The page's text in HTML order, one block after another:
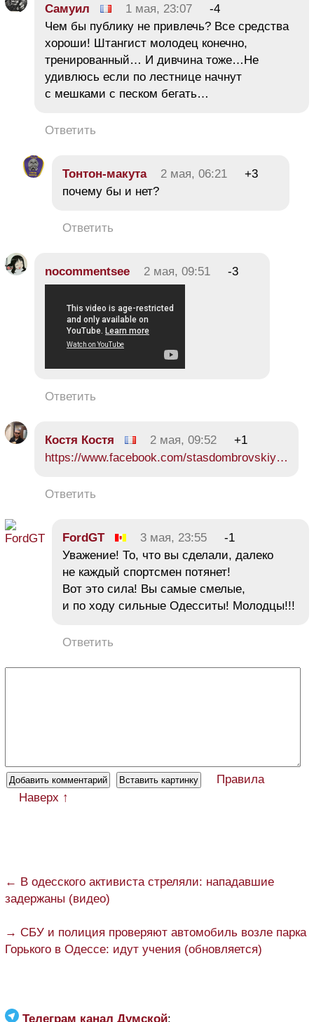
Самуил 1 мая, 23:07
-4
Чем бы публику не привлечь? Все средства
хороши! Штангист молодец конечно,
тренированный… И дивчина тоже…Не
удивлюсь если по лестнице начнут
с мешками с песком бегать…
Ответить
Тонтон-макута 2 мая, 06:21
+3
почему бы и нет?
Ответить
nocommentsee 2 мая, 09:51 -3
Ответить
Костя Костя 2 мая, 09:52
+1
https://www.facebook.com/stasdombrovskiy…
Ответить
FordGT 3 мая, 23:55
-1
Уважение! То, что вы сделали, далеко
не каждый спортсмен потянет!
Вот это сила! Вы самые смелые,
и по ходу сильные Одесситы! Молодцы!!!
Ответить
Правила
Наверх ↑
← В одесского активиста стреляли: нападавшие
задержаны (видео)
→ СБУ и полиция проверяют автомобиль возле парка
Горького в Одессе: идут учения (обновляется)
Телеграм канал Думской: